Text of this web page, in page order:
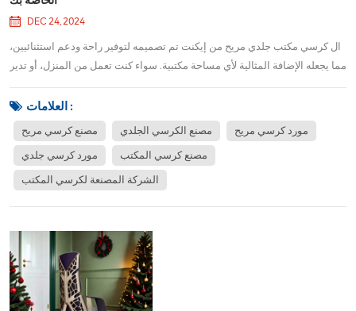
DEC 24, 2024
ال كرسي مكتب جلدي مريح من إيكنت تم تصميمه لتوفير راحة ودعم استثنائيين،
مما يجعله الإضافة المثالية لأي مساحة مكتبية. سواء كنت تعمل من المنزل، أو تدير
ليمنحك الراحة أثناء ساعات الجلوس الطويلة. بفضل تشطيبه الجلدي الأنيق
وميزاته ا...
العلامات :
مصنع كرسي مريح مصنع الكرسي الجلدي مورد كرسي مريح
مورد كرسي جلدي مصنع كرسي المكتب
الشركة المصنعة لكرسي المكتب